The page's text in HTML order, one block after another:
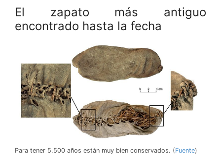
El zapato más antiguo
encontrado hasta la fecha
Para tener 5.500 años están muy bien conservados. (Fuente)